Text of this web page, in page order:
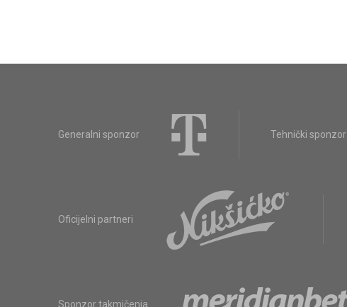
Generalni sponzor Tehnički sponzor
Oficijelni partneri
Sponzor takmičenja